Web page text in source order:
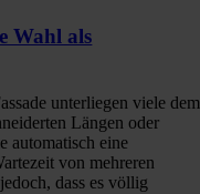
Wahl als
unterliegen viele dem
Längen oder
automatisch eine
von mehreren
dass es völlig